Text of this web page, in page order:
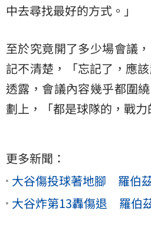
中去尋找最好的方式。」
至於究竟開了多少場會議
記不清楚，「忘記了，應
透露，會議內容幾乎都圍
劃上，「都是球隊的，戰力
更多新聞：
大谷傷投球著地腳 羅伯
大谷炸第13轟傷退 羅伯